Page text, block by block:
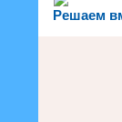
Решаем